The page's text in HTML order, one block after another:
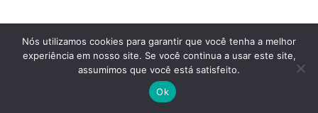
Thiago Carvalho REPLY
Dhebora, excelente post! Super bem detalhado e com
Nós utilizamos cookies para garantir que você tenha a melhor
experiência em nosso site. Se você continua a usar este site,
assumimos que você está satisfeito.
Ok